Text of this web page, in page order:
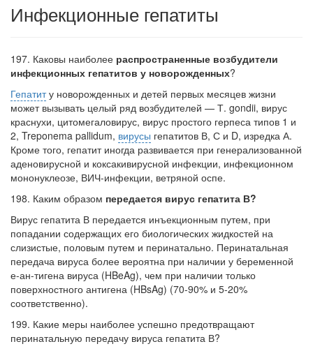
Зарплата врачей в 2018 году превысит средний доход
Глава Минздрава РФ
Вероника Скворцова
сообщение о падении
доходов медицинских
работников в
ближайшие годы. Она
заявила об этом на
встрече с журналистами ведущих...
Местная анестезия развивает кардиотоксичность
Федеральная служба по
надзору в сфере
здравоохранения озвучила
тревожную статистику. Она
касаются увеличения риска
острой кардиотоксичности и
Инфекционные гепатиты
197. Каковы наиболее распространенные возбудители
инфекционных гепатитов у новорожденных?
Гепатиту новорожденных и детей первых месяцев жизни
может вызывать целый ряд возбудителей — Т. gondii, вирус
краснухи, цитомегаловирус, вирус простого герпеса типов 1 и
2, Treponema pallidum, вирусы гепатитов В, С и D, изредка А.
Кроме того, гепатит иногда развивается при генерализованной
адено­вирусной и коксакивирусной инфекции, инфекционном
мононуклеозе, ВИЧ-ин­фекции, ветряной оспе.
198. Каким образом передается вирус гепатита В?
Вирус гепатита В передается инъекционным путем, при
попадании содержа­щих его биологических жидкостей на
слизистые, половым путем и перинатально. Перинатальная
передача вируса более вероятна при наличии у беременной
е-ан-тигена вируса (HBeAg), чем при наличии только
поверхностного антигена (HBsAg) (70-90% и 5-20%
соответственно).
199. Какие меры наиболее успешно предотвращают
перинатальную передачу вируса гепатита В?